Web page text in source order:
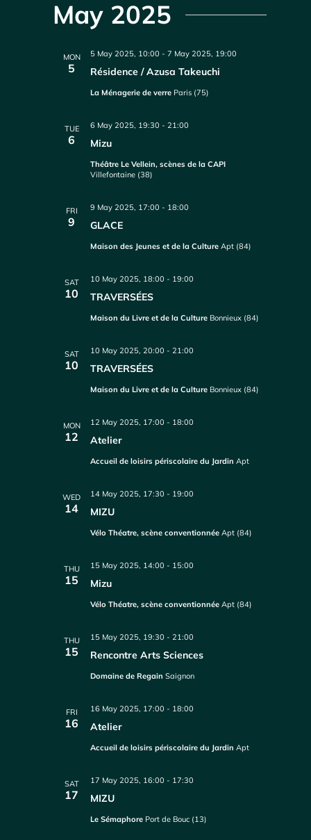
May 2025
MON
5 Résidence / Azusa Takeuchi
5 May 2025, 10:00 -7 May 2025, 19:00
La Ménagerie de verre Paris (75)
TUE
6 Mizu
6 May 2025, 19:30 -21:00
Théâtre Le Vellein, scènes de la CAPI
Villefontaine (38)
FRI
9 GLACE
9 May 2025, 17:00 - 18:00
Maison des Jeunes et de la CultureApt (84)
SAT
10 TRAVERSÉES
10 May 2025, 18:00 - 19:00
Maison du Livre et de la Culture Bonnieux (84)
SAT
10 TRAVERSÉES
10 May 2025, 20:00 -21:00
Maison du Livre et de la Culture Bonnieux (84)
MON
12 Atelier
12 May 2025, 17:00 - 18:00
Accueil de loisirs périscolaire du JardinApt
WED
14 MIZU
14 May 2025, 17:30 - 19:00
Vélo Théatre, scène conventionnéeApt (84)
THU
15 Mizu
15 May 2025, 14:00 - 15:00
Vélo Théatre, scène conventionnéeApt (84)
THU
15 Rencontre Arts Sciences
15 May 2025, 19:30 -21:00
Domaine de RegainSaignon
FRI
16 Atelier
16 May 2025, 17:00 - 18:00
Accueil de loisirs périscolaire du JardinApt
SAT
17 MIZU
17 May 2025, 16:00 - 17:30
Le Sémaphore Port de Bouc (13)